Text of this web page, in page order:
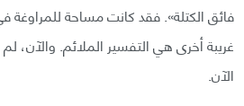
فائق الكتلة». فقد كانت مساحة
غريبة أخرى هي التفسير الملائم. والآن،
الآن.